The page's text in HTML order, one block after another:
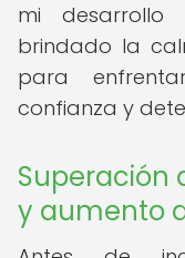
mi
brindado la
para
confianza y
Superación
y aumento